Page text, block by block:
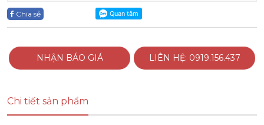
Chia sẻ
NHẬN BÁO GIÁ LIÊN HỆ: 0919.156.437
Chi tiết sản phẩm